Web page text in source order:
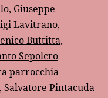
, Giuseppe
Lavitrano,
Buttitta,
Sepolcro
parrocchia
, Salvatore Pintacuda